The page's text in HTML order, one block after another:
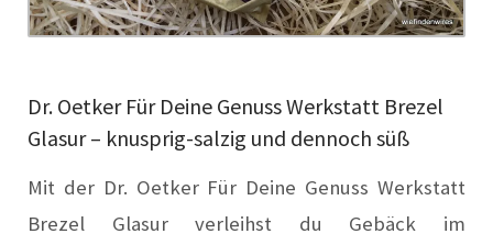
Dr. Oetker Für Deine Genuss Werkstatt Brezel
Glasur – knusprig-salzig und dennoch süß
Mit der Dr. Oetker Für Deine Genuss Werkstatt
Brezel Glasur verleihst du Gebäck im